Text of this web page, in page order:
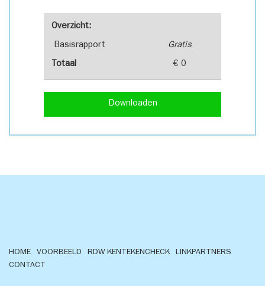
Overzicht:
Basisrapport Gratis
Totaal € 0
Downloaden
HOME VOORBEELD RDW KENTEKENCHECK
LINKPARTNERS
CONTACT